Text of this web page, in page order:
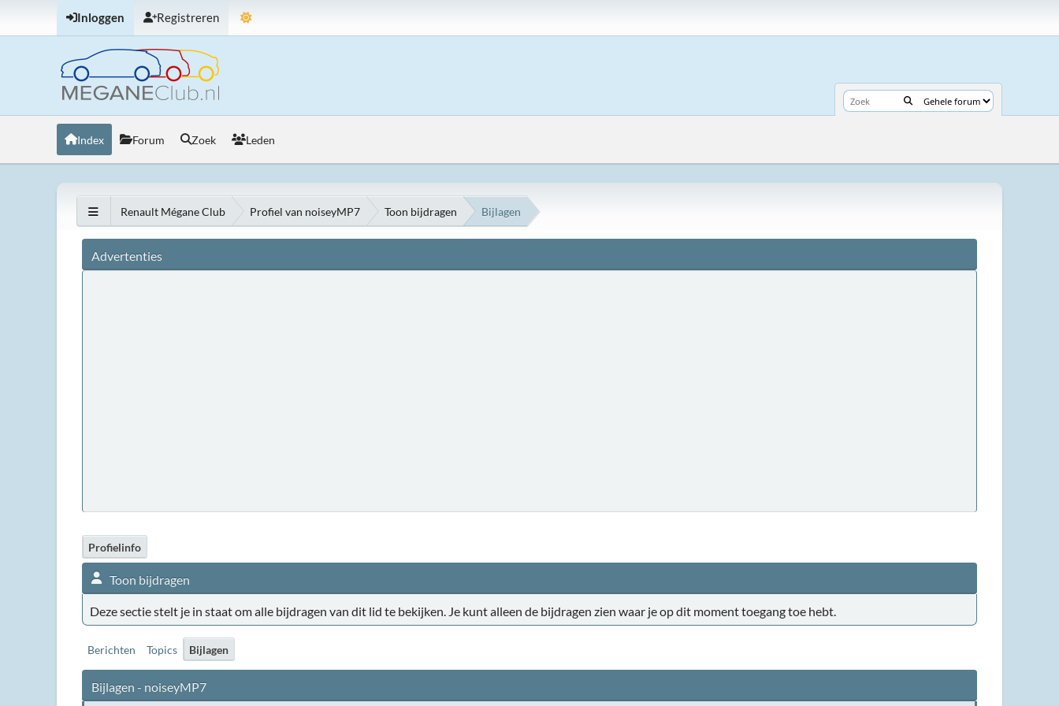
Inloggen Registreren
Index Forum Zoek Leden
Renault Mégane Club Profiel van noiseyMP7 Toon bijdragen Bijlagen
Advertenties
Profielinfo
Toon bijdragen
Deze sectie stelt je in staat om alle bijdragen van dit lid te bekijken. Je kunt alleen de bijdragen zien waar je op dit moment toegang toe hebt.
Berichten Topics Bijlagen
Bijlagen - noiseyMP7